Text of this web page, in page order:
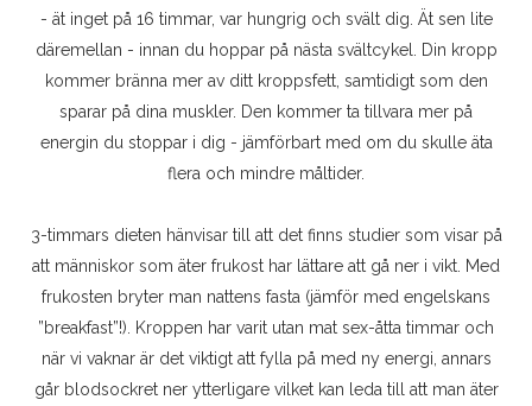
- ät inget på 16 timmar, var hungrig och svält dig. Ät sen lite
däremellan - innan du hoppar på nästa svältcykel. Din kropp
kommer bränna mer av ditt kroppsfett, samtidigt som den
sparar på dina muskler. Den kommer ta tillvara mer på
energin du stoppar i dig - jämförbart med om du skulle äta
flera och mindre måltider.
3-timmars dieten hänvisar till att det finns studier som visar på
att människor som äter frukost har lättare att gå ner i vikt. Med
frukosten bryter man nattens fasta (jämför med engelskans
”breakfast”!). Kroppen har varit utan mat sex-åtta timmar och
när vi vaknar är det viktigt att fylla på med ny energi, annars
går blodsockret ner ytterligare vilket kan leda till att man äter